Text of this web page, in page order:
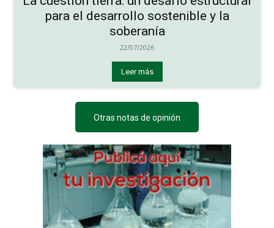
para el desarrollo sostenible y la
soberanía
22/07/2026
Leer más
Otras notas de opinión